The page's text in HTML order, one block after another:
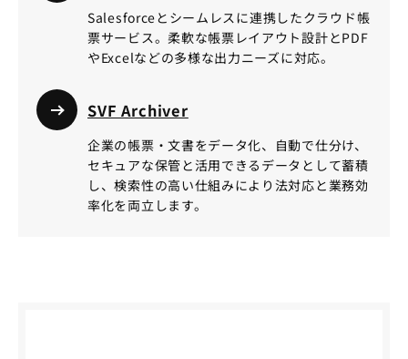
Salesforceとシームレスに連携したクラウド帳
票サービス。柔軟な帳票レイアウト設計とPDF
やExcelなどの多様な出力ニーズに対応。
SVF Archiver
企業の帳票・文書をデータ化、自動で仕分け、
セキュアな保管と活用できるデータとして蓄積
し、検索性の高い仕組みにより法対応と業務効
率化を両立します。